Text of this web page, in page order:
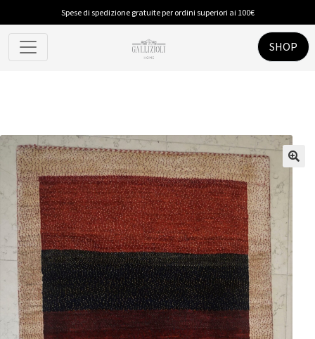
Spese di spedizione gratuite per ordini superiori ai 100€
SHOP